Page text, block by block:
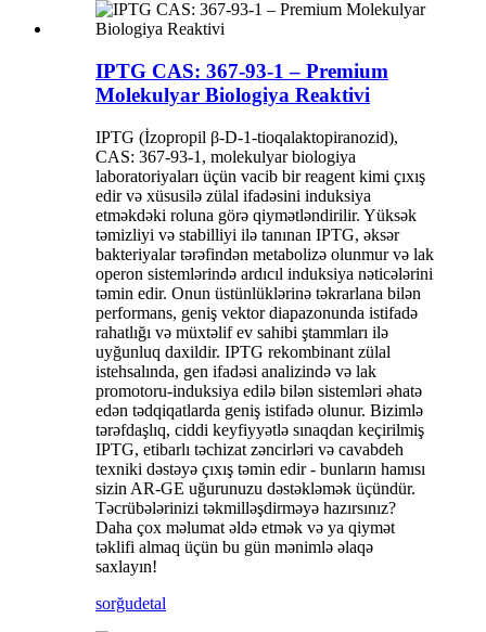
IPTG CAS: 367-93-1 – Premium
Molekulyar Biologiya Reaktivi
IPTG (İzopropil β-D-1-tioqalaktopiranozid),
CAS: 367-93-1, molekulyar biologiya
laboratoriyaları üçün vacib bir reagent kimi çıxış
edir və xüsusilə zülal ifadəsini induksiya
etməkdəki roluna görə qiymətləndirilir. Yüksək
təmizliyi və stabilliyi ilə tanınan IPTG, əksər
bakteriyalar tərəfindən metabolizə olunmur və lak
operon sistemlərində ardıcıl induksiya nəticələrini
təmin edir. Onun üstünlüklərinə təkrarlana bilən
performans, geniş vektor diapazonunda istifadə
rahatlığı və müxtəlif ev sahibi ştammları ilə
uyğunluq daxildir. IPTG rekombinant zülal
istehsalında, gen ifadəsi analizində və lak
promotoru-induksiya edilə bilən sistemləri əhatə
edən tədqiqatlarda geniş istifadə olunur. Bizimlə
tərəfdaşlıq, ciddi keyfiyyətlə sınaqdan keçirilmiş
IPTG, etibarlı təchizat zəncirləri və cavabdeh
texniki dəstəyə çıxış təmin edir - bunların hamısı
sizin AR-GE uğurunuzu dəstəkləmək üçündür.
Təcrübələrinizi təkmilləşdirməyə hazırsınız?
Daha çox məlumat əldə etmək və ya qiymət
təklifi almaq üçün bu gün mənimlə əlaqə
saxlayın!
sorğudetal